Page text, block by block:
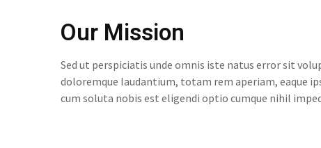
Our Mission
Sed ut perspiciatis unde omnis iste natus error sit
doloremque laudantium, totam rem aperiam, eaque
cum soluta nobis est eligendi optio cumque nihil